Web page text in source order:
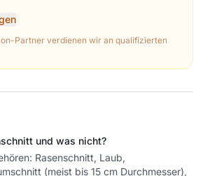
Partner verdienen wir an qualifizierten
und was nicht?
Rasenschnitt, Laub,
(meist bis 15 cm Durchmesser),